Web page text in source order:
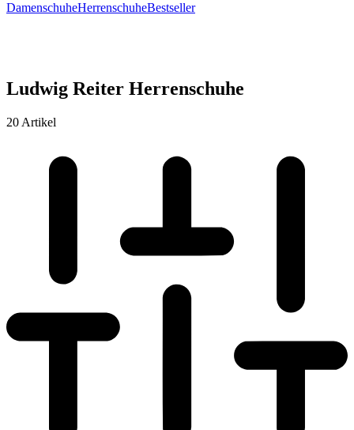
DamenschuheHerrenschuheBestseller
Ludwig Reiter Herrenschuhe
20 Artikel